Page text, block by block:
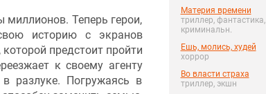
Материя времени
триллер, фантастика,
криминальн.
Ешь, молись, худей
хоррор
Во власти страха
триллер, экшн
Теперь герои,
историю с экранов
предстоит пройти
к своему агенту
разлуке. Погружаясь в